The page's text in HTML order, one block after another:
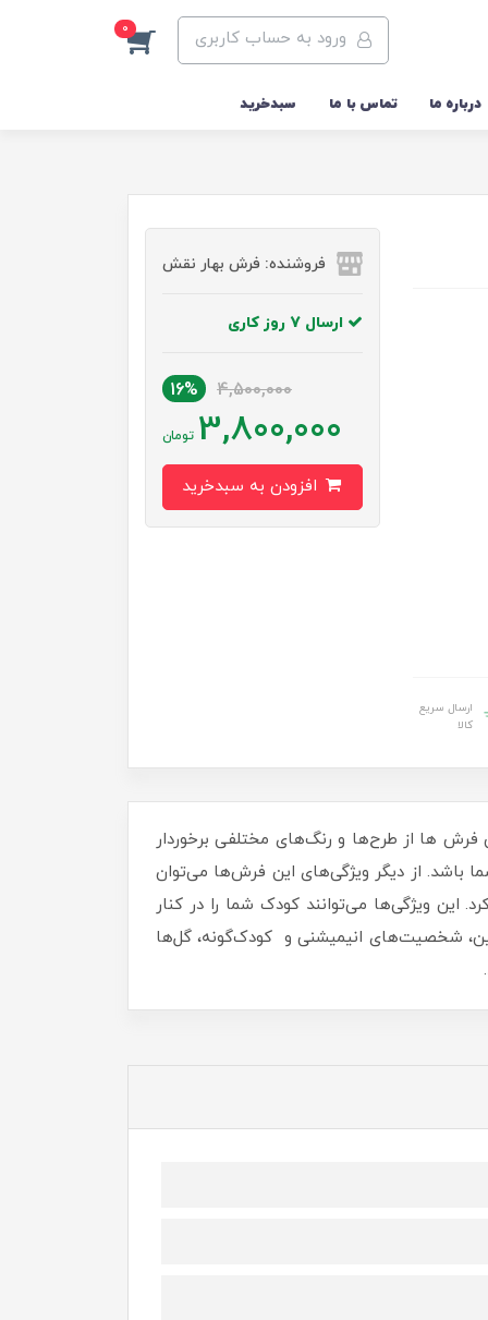
ورود به حساب کاربری 0
درباره ما تماس با ما سبدخرید
ارسال سریع
کالا
فروشنده: فرش بهار نقش
ارسال 7 روز کاری
4,500,000
16%
3,800,000 تومان
فرش ها از طرح‌ها و رنگ‌های مختلفی برخوردار
باشد. از دیگر ویژگی‌های این فرش‌ها می‌توان
ویژگی‌ها می‌توانند کودک شما را در کنار
شخصیت‌های انیمیشنی و کودک‌گونه، گل‌ها